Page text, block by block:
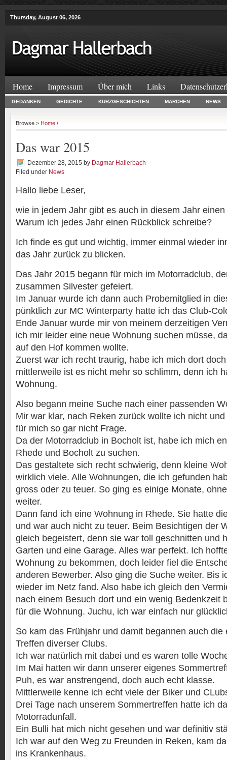
Thursday, August 06, 2026
Home Impressum Über mich Links
GEDANKEN GEDICHTE KURZGESCHICHTEN MÄRCHEN NEWS
Browse > Home /
Das war 2015
Dezember 28, 2015 by Dagmar Hallerbach
Filed under News
Hallo liebe Leser,
wie in jedem Jahr gibt es auch in diesem Jahr
Warum ich jedes Jahr einen Rückblick schreibe?
Ich finde es gut und wichtig, immer einmal wieder
das Jahr zurück zu blicken.
Das Jahr 2015 begann für mich im Motorradclub,
zusammen Silvester gefeiert.
Im Januar wurde ich dann auch Probemitglied in
pünktlich zur MC Winterparty hatte ich das Club-
Ende Januar wurde mir von meinem derzeitigen
ich mir leider eine neue Wohnung suchen müsse,
auf den Hof kommen wollte.
Zuerst war ich recht traurig, habe ich mich dort
mittlerweile ist es nicht mehr so schlimm, denn ich
Wohnung.
Also begann meine Suche nach einer passenden
Mir war klar, nach Reken zurück wollte ich nicht
für mich so gar nicht Frage.
Da der Motorradclub in Bocholt ist, habe ich mich
Rhede und Bocholt zu suchen.
Das gestaltete sich recht schwierig, denn kleine
wirklich viele. Alle Wohnungen, die ich gefunden
gross oder zu teuer. So ging es einige Monate,
weiter.
Dann fand ich eine Wohnung in Rhede. Sie hatte
und war auch nicht zu teuer. Beim Besichtigen der
gleich begeistert, denn sie war toll geschnitten und
Garten und eine Garage. Alles war perfekt. Ich
Wohnung zu bekommen, doch leider fiel die
anderen Bewerber. Also ging die Suche weiter. Bis
wieder im Netz fand. Also habe ich gleich den
nach einem Besuch dort und ein wenig Bedenkzeit
für die Wohnung. Juchu, ich war einfach nur
So kam das Frühjahr und damit begannen auch die
Treffen diverser Clubs.
Ich war natürlich mit dabei und es waren tolle
Im Mai hatten wir dann unserer eigenes
Puh, es war anstrengend, doch auch echt klasse.
Mittlerweile kenne ich echt viele der Biker und
Drei Tage nach unserem Sommertreffen hatte ich
Motorradunfall.
Ein Bulli hat mich nicht gesehen und war definitiv
Ich war auf den Weg zu Freunden in Reken, kam
ins Krankenhaus.